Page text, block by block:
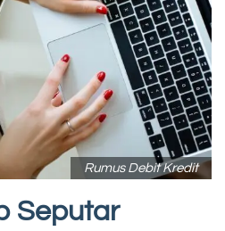
Rumus Debit Kredit
Seputar